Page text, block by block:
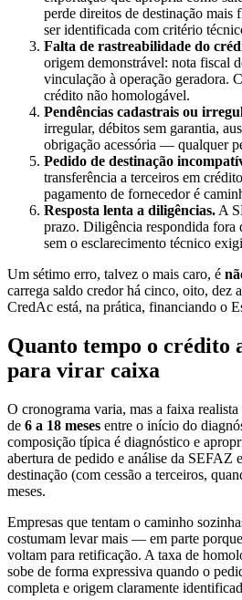
perde direitos de destinação mais
ser identificada com critério
Falta de rastreabilidade do
origem demonstrável: nota fiscal
vinculação à operação geradora.
crédito não homologável.
Pendências cadastrais ou
irregular, débitos sem garantia,
obrigação acessória — qualquer
Pedido de destinação
transferência a terceiros em
pagamento de fornecedor é
Resposta lenta a diligências. A
prazo. Diligência respondida fora
sem o esclarecimento técnico
Um sétimo erro, talvez o mais caro, é
carrega saldo credor há cinco, oito, dez
CredAc está, na prática, financiando o
Quanto tempo o crédito
para virar caixa
O cronograma varia, mas a faixa realista
de 6 a 18 meses entre o início do
composição típica é diagnóstico e
abertura de pedido e análise da SEFAZ
destinação (com cessão a terceiros,
meses.
Empresas que tentam o caminho
costumam levar mais — em parte
voltam para retificação. A taxa de
sobe de forma expressiva quando o
completa e origem claramente